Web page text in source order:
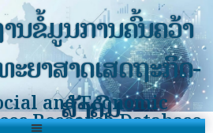
ນຂໍ້ມູນການຄົ້ນຄວ້າ
ະຍາສາດເສດຖະກິດ-
ສັງຄົມ
and Economic
Research Database